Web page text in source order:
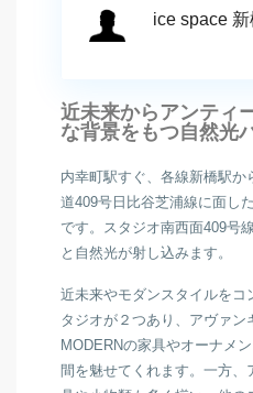
ice space 新
近未来からアンティ
な背景をもつ自然光
内幸町駅すぐ、各線新橋駅
道409号日比谷芝浦線に面し
です。スタジオ南西面409号
と自然光が射し込みます。
近未来やモダンスタイルをコ
タジオが２つあり、アヴァン
MODERNの家具やオーナメ
間を魅せてくれます。一方、